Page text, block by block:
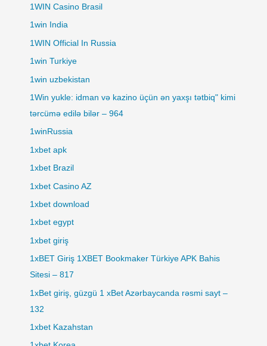
1WIN Casino Brasil
1win India
1WIN Official In Russia
1win Turkiye
1win uzbekistan
1Win yukle: idman və kazino üçün ən yaxşı tətbiq" kimi
tərcümə edilə bilər – 964
1winRussia
1xbet apk
1xbet Brazil
1xbet Casino AZ
1xbet download
1xbet egypt
1xbet giriş
1xBET Giriş 1XBET Bookmaker Türkiye APK Bahis
Sitesi – 817
1xBet giriş, güzgü 1 xBet Azərbaycanda rəsmi sayt –
132
1xbet Kazahstan